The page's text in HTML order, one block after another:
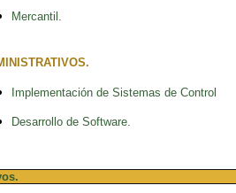
Mercantil.
Implementación de Sistemas de Control
Desarrollo de Software.